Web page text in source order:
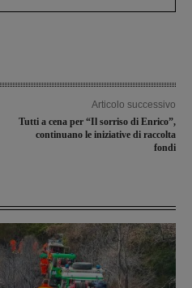
Articolo successivo
Tutti a cena per “Il sorriso di Enrico”,
continuano le iniziative di raccolta
fondi